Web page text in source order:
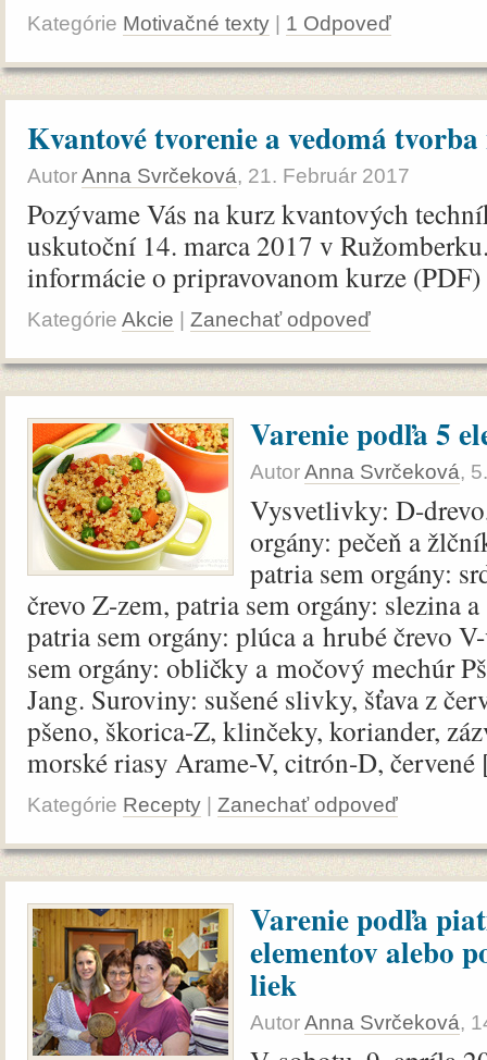
Kategórie Motivačné texty 1 Odpoveď
Kvantové tvorenie a vedomá
AutorAnna Svrčeková, 21. Február 2017
Pozývame Vás na kurz kvantových
uskutoční 14. marca 2017 v
informácie o pripravovanom kurze (PDF)
Kategórie Akcie Zanechať odpoveď
Varenie podľa 5
AutorAnna Svrčeková,
Vysvetlivky: D-
orgány: pečeň a
patria sem orgány:
črevo Z-zem, patria sem orgány: slezina
patria sem orgány: plúca a hrubé črevo
sem orgány: obličky a močový mechúr
Jang. Suroviny: sušené slivky, šťava z
pšeno, škorica-Z, klinčeky, koriander,
morské riasy Arame-V, citrón-D, červené
Kategórie Recepty Zanechať odpoveď
Varenie podľa
elementov alebo
liek
AutorAnna Svrčeková,